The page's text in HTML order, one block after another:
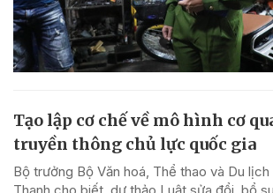
Tạo lập cơ chế về mô hình cơ
truyền thông chủ lực quốc gia
Bộ trưởng Bộ Văn hoá, Thể thao và Du